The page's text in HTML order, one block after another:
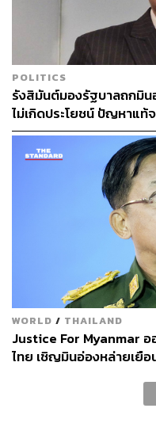
POLITICS
รังสิมันต์มองรัฐบาลถกมิ
ไม่เกิดประโยชน์ ปัญหาแท้
WORLD / THAILAND
Justice For Myanmar
ไทย เชิญมินอ่องหล่ายเยื